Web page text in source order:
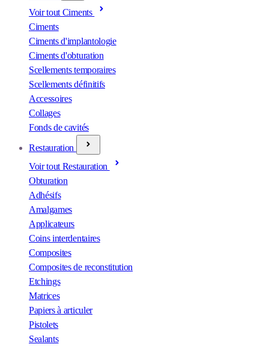
Voir tout Ciments
Ciments
Ciments d'implantologie
Ciments d'obturation
Scellements temporaires
Scellements définitifs
Accessoires
Collages
Fonds de cavités
Restauration
Voir tout Restauration
Obturation
Adhésifs
Amalgames
Applicateurs
Coins interdentaires
Composites
Composites de reconstitution
Etchings
Matrices
Papiers à articuler
Pistolets
Sealants